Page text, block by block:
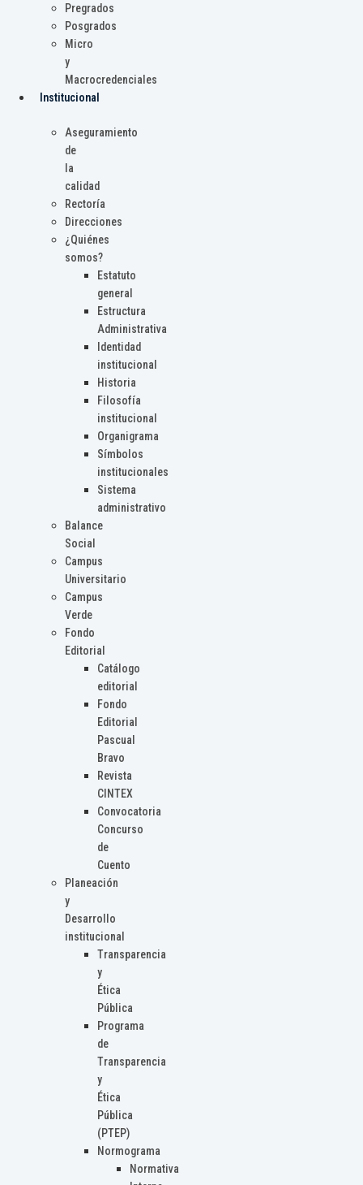
Pregrados
Posgrados
Micro
y
Macrocredenciales
Institucional
Aseguramiento
de
la
calidad
Rectoría
Direcciones
¿Quiénes
somos?
Estatuto
general
Estructura
Administrativa
Identidad
institucional
Historia
Filosofía
institucional
Organigrama
Símbolos
institucionales
Sistema
administrativo
Balance
Social
Campus
Universitario
Campus
Verde
Fondo
Editorial
Catálogo
editorial
Fondo
Editorial
Pascual
Bravo
Revista
CINTEX
Convocatoria
Concurso
de
Cuento
Planeación
y
Desarrollo
institucional
Transparencia
y
Ética
Pública
Programa
de
Transparencia
y
Ética
Pública
(PTEP)
Normograma
Normativa